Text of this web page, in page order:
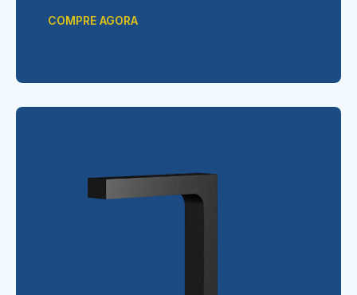
COMPRE AGORA